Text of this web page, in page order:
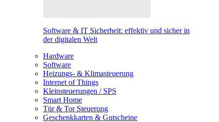
Software & IT Sicherheit: effektiv und sicher in
der digitalen Welt
Hardware
Software
Heizungs- & Klimasteuerung
Internet of Things
Kleinsteuerungen / SPS
Smart Home
Tür & Tor Steuerung
Geschenkkarten & Gutscheine